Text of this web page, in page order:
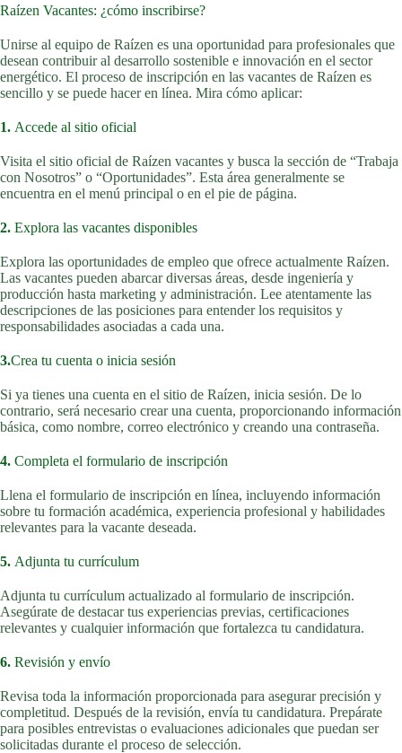
Raízen Vacantes: ¿cómo inscribirse?
Unirse al equipo de Raízen es una oportunidad para profesionales que
desean contribuir al desarrollo sostenible e innovación en el sector
energético. El proceso de inscripción en las vacantes de Raízen es
sencillo y se puede hacer en línea. Mira cómo aplicar:
1. Accede al sitio oficial
Visita el sitio oficial de Raízen vacantes y busca la sección de “Trabaja
con Nosotros” o “Oportunidades”. Esta área generalmente se
encuentra en el menú principal o en el pie de página.
2. Explora las vacantes disponibles
Explora las oportunidades de empleo que ofrece actualmente Raízen.
Las vacantes pueden abarcar diversas áreas, desde ingeniería y
producción hasta marketing y administración. Lee atentamente las
descripciones de las posiciones para entender los requisitos y
responsabilidades asociadas a cada una.
3.Crea tu cuenta o inicia sesión
Si ya tienes una cuenta en el sitio de Raízen, inicia sesión. De lo
contrario, será necesario crear una cuenta, proporcionando información
básica, como nombre, correo electrónico y creando una contraseña.
4. Completa el formulario de inscripción
Llena el formulario de inscripción en línea, incluyendo información
sobre tu formación académica, experiencia profesional y habilidades
relevantes para la vacante deseada.
5. Adjunta tu currículum
Adjunta tu currículum actualizado al formulario de inscripción.
Asegúrate de destacar tus experiencias previas, certificaciones
relevantes y cualquier información que fortalezca tu candidatura.
6. Revisión y envío
Revisa toda la información proporcionada para asegurar precisión y
completitud. Después de la revisión, envía tu candidatura. Prepárate
para posibles entrevistas o evaluaciones adicionales que puedan ser
solicitadas durante el proceso de selección.